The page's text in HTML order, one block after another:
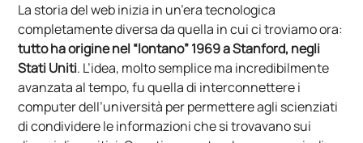
La storia del web inizia in un’era tecnologica
completamente diversa da quella in cui ci troviamo ora:
tutto ha origine nel “lontano” 1969 a Stanford, negli
Stati Uniti. L’idea, molto semplice ma incredibilmente
avanzata al tempo, fu quella di interconnettere i
computer dell’università per permettere agli scienziati
di condividere le informazioni che si trovavano sui